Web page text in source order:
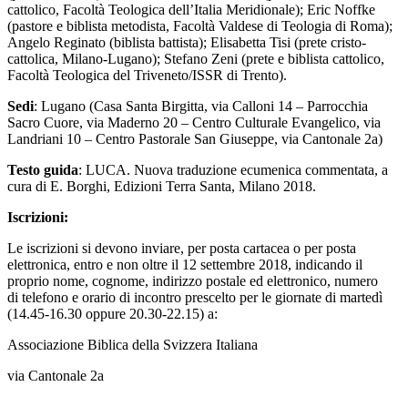
cattolico, Facoltà Teologica dell’Italia Meridionale); Eric Noffke
(pastore e biblista metodista, Facoltà Valdese di Teologia di Roma);
Angelo Reginato (biblista battista); Elisabetta Tisi (prete cristo-
cattolica, Milano-Lugano); Stefano Zeni (prete e biblista cattolico,
Facoltà Teologica del Triveneto/ISSR di Trento).
Sedi: Lugano (Casa Santa Birgitta, via Calloni 14 – Parrocchia
Sacro Cuore, via Maderno 20 – Centro Culturale Evangelico, via
Landriani 10 – Centro Pastorale San Giuseppe, via Cantonale 2a)
Testo guida: LUCA. Nuova traduzione ecumenica commentata, a
cura di E. Borghi, Edizioni Terra Santa, Milano 2018.
Iscrizioni:
Le iscrizioni si devono inviare, per posta cartacea o per posta
elettronica, entro e non oltre il 12 settembre 2018, indicando il
proprio nome, cognome, indirizzo postale ed elettronico, numero
di telefono e orario di incontro prescelto per le giornate di martedì
(14.45-16.30 oppure 20.30-22.15) a:
Associazione Biblica della Svizzera Italiana
via Cantonale 2a